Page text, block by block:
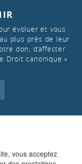
vous acceptez
évoluer et vous
plus près de leur
don, d’affecter
Droit canonique »